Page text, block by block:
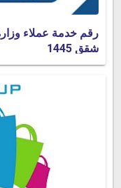
رقم خدمة عملاء
شقق 1445